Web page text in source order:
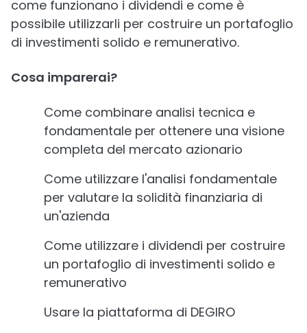
come funzionano i dividendi e come è
possibile utilizzarli per costruire un portafoglio
di investimenti solido e remunerativo.
Cosa imparerai?
Come combinare analisi tecnica e
fondamentale per ottenere una visione
completa del mercato azionario
Come utilizzare l'analisi fondamentale
per valutare la solidità finanziaria di
un'azienda
Come utilizzare i dividendi per costruire
un portafoglio di investimenti solido e
remunerativo
Usare la piattaforma di DEGIRO